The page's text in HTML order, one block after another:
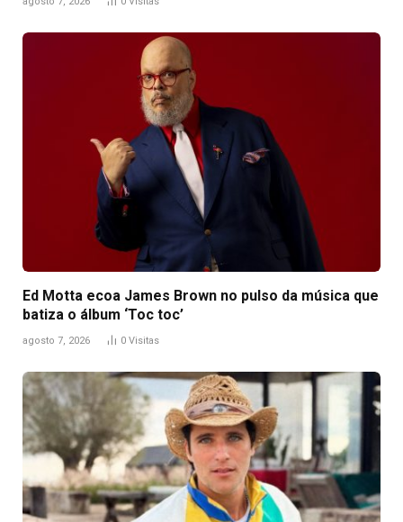
Ed Motta ecoa James Brown no pulso da música que
batiza o álbum ‘Toc toc’
agosto 7, 2026 0 Visitas